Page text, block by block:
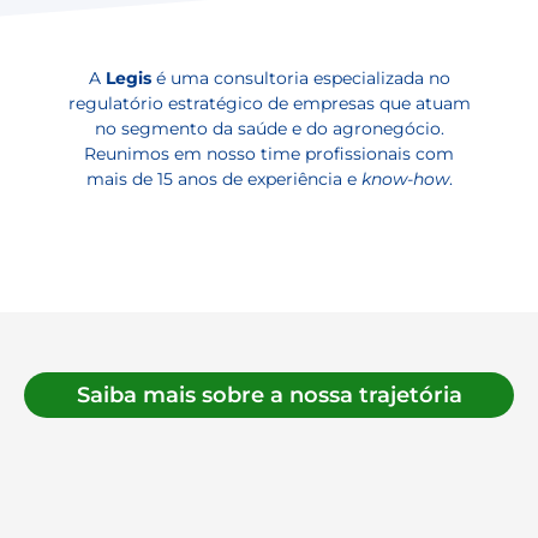
A Legisé uma consultoria especializada no
regulatório estratégico de empresas que atuam
no segmento da saúde e do agronegócio.
Reunimos em nosso time profissionais com
mais de 15 anos de experiência e know-how.
Saiba mais sobre a nossa trajetória